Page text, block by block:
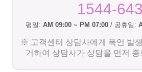
1544-
평일: AM 09:00 ~ PM 07:00 / 공휴일:
※ 고객센터 상담사에게 폭언 발
거하여 상담사가 상담을 먼저